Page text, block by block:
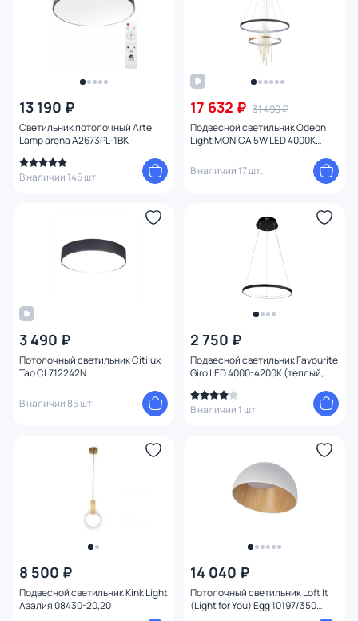
13 190 ₽
Светильник потолочный Arte
Lamp arena A2673PL-1BK
В наличии 145 шт.
17 632 ₽ 31 490 ₽
Подвесной светильник Odeon
Light MONICA 5W LED 4000К
В наличии 17 шт.
3 490 ₽
Потолочный светильник Citilux
Тао CL712242N
В наличии 85 шт.
2 750 ₽
Подвесной светильник Favourite
Giro LED 4000-4200К (теплый,
В наличии 1 шт.
8 500 ₽
Подвесной светильник Kink Light
Aзaлия 08430-20,20
14 040 ₽
Потолочный светильник Loft It
(Light for You) Egg 10197/350